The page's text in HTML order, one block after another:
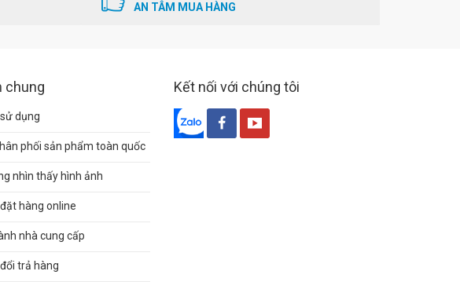
AN TÂM MUA HÀNG
chung
dụng
phối sản phẩm toàn quốc
nhìn thấy hình ảnh
hàng online
nhà cung cấp
trả hàng
Kết nối với chúng tôi